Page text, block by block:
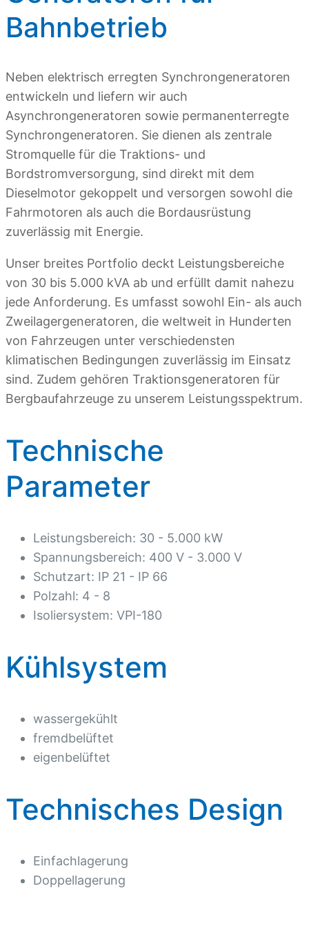
Bahnbetrieb
Neben elektrisch erregten Synchrongeneratoren
entwickeln und liefern wir auch
Asynchrongeneratoren sowie permanenterregte
Synchrongeneratoren. Sie dienen als zentrale
Stromquelle für die Traktions- und
Bordstromversorgung, sind direkt mit dem
Dieselmotor gekoppelt und versorgen sowohl die
Fahrmotoren als auch die Bordausrüstung
zuverlässig mit Energie.
Unser breites Portfolio deckt Leistungsbereiche
von 30 bis 5.000 kVA ab und erfüllt damit nahezu
jede Anforderung. Es umfasst sowohl Ein- als auch
Zweilagergeneratoren, die weltweit in Hunderten
von Fahrzeugen unter verschiedensten
klimatischen Bedingungen zuverlässig im Einsatz
sind. Zudem gehören Traktionsgeneratoren für
Bergbaufahrzeuge zu unserem Leistungsspektrum.
Technische
Parameter
Leistungsbereich: 30 - 5.000 kW
Spannungsbereich: 400 V - 3.000 V
Schutzart: IP 21 - IP 66
Polzahl: 4 - 8
Isoliersystem: VPI-180
Kühlsystem
wassergekühlt
fremdbelüftet
eigenbelüftet
Technisches Design
Einfachlagerung
Doppellagerung